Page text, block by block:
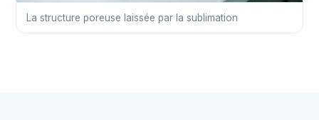
La structure poreuse laissée par la sublimation